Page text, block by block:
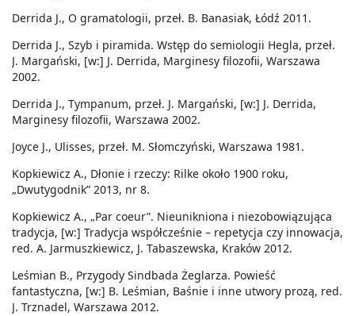
Derrida J., O gramatologii, przeł. B. Banasiak, Łódź 2011.
Derrida J., Szyb i piramida. Wstęp do semiologii Hegla, przeł.
J. Margański, [w:] J. Derrida, Marginesy filozofii, Warszawa
2002.
Derrida J., Tympanum, przeł. J. Margański, [w:] J. Derrida,
Marginesy filozofii, Warszawa 2002.
Joyce J., Ulisses, przeł. M. Słomczyński, Warszawa 1981.
Kopkiewicz A., Dłonie i rzeczy: Rilke około 1900 roku,
„Dwutygodnik” 2013, nr 8.
Kopkiewicz A., „Par coeur”. Nieunikniona i niezobowiązująca
tradycja, [w:] Tradycja współcześnie – repetycja czy innowacja,
red. A. Jarmuszkiewicz, J. Tabaszewska, Kraków 2012.
Leśmian B., Przygody Sindbada Żeglarza. Powieść
fantastyczna, [w:] B. Leśmian, Baśnie i inne utwory prozą, red.
J. Trznadel, Warszawa 2012.